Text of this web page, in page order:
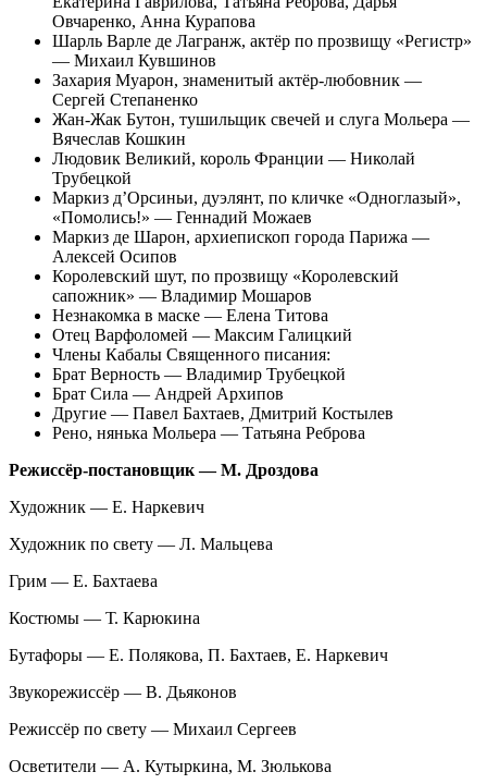
Овчаренко, Анна Курапова
Шарль Варле де Лагранж, актёр по прозвищу «Регистр»
— Михаил Кувшинов
Захария Муарон, знаменитый актёр-любовник —
Сергей Степаненко
Жан-Жак Бутон, тушильщик свечей и слуга Мольера —
Вячеслав Кошкин
Людовик Великий, король Франции — Николай
Трубецкой
Маркиз д’Орсиньи, дуэлянт, по кличке «Одноглазый»,
«Помолись!» — Геннадий Можаев
Маркиз де Шарон, архиепископ города Парижа —
Алексей Осипов
Королевский шут, по прозвищу «Королевский
сапожник» — Владимир Мошаров
Незнакомка в маске — Елена Титова
Отец Варфоломей — Максим Галицкий
Члены Кабалы Священного писания:
Брат Верность — Владимир Трубецкой
Брат Сила — Андрей Архипов
Другие — Павел Бахтаев, Дмитрий Костылев
Рено, нянька Мольера — Татьяна Реброва
Режиссёр-постановщик — М. Дроздова
Художник — Е. Наркевич
Художник по свету — Л. Мальцева
Грим — Е. Бахтаева
Костюмы — Т. Карюкина
Бутафоры — Е. Полякова, П. Бахтаев, Е. Наркевич
Звукорежиссёр — В. Дьяконов
Режиссёр по свету — Михаил Сергеев
Осветители — А. Кутыркина, М. Зюлькова